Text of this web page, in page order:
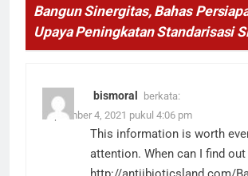
Bangun Sinergitas, Bahas
Upaya Peningkatan Standarisasi
bismoral
berkata:
September 4, 2021 pukul 4:06 pm
This information is worth
attention. When can I find